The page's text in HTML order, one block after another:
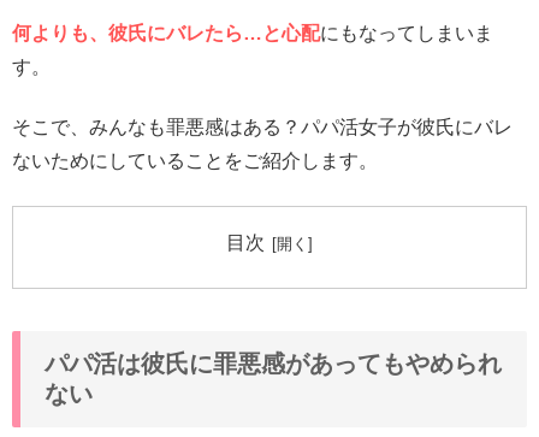
何よりも、彼氏にバレたら…と心配にもなってしまいま
す。
そこで、みんなも罪悪感はある？パパ活女子が彼氏にバレ
ないためにしていることをご紹介します。
目次
パパ活は彼氏に罪悪感があってもやめられ
ない